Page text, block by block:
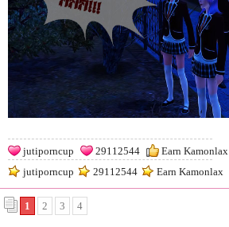
jutiporncup 29112544 Earn Kamonlax
jutiporncup
29112544 Earn Kamonlax
1 2 3 4